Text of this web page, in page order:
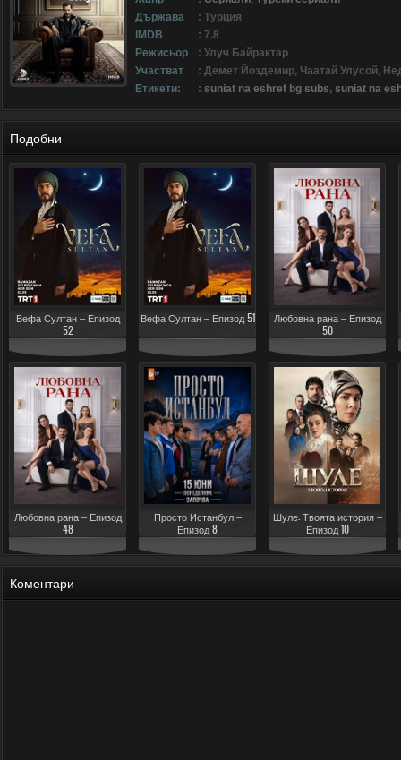
Държава
: Турция
IMDB
: 7.8
Режисьор
: Улуч Байрактар
Участват
: Демет Йоздемир, Чаатай Улусой,
Етикети:
: suniat na eshref bg subs, suniat na
Подобни
Вефа Султан – Епизод
52
Вефа Султан – Епизод 51
Любовна рана – Епизод
50
Любовна рана – Епизод
48
Просто Истанбул –
Епизод 8
Шуле: Твоята история –
Епизод 10
Коментари